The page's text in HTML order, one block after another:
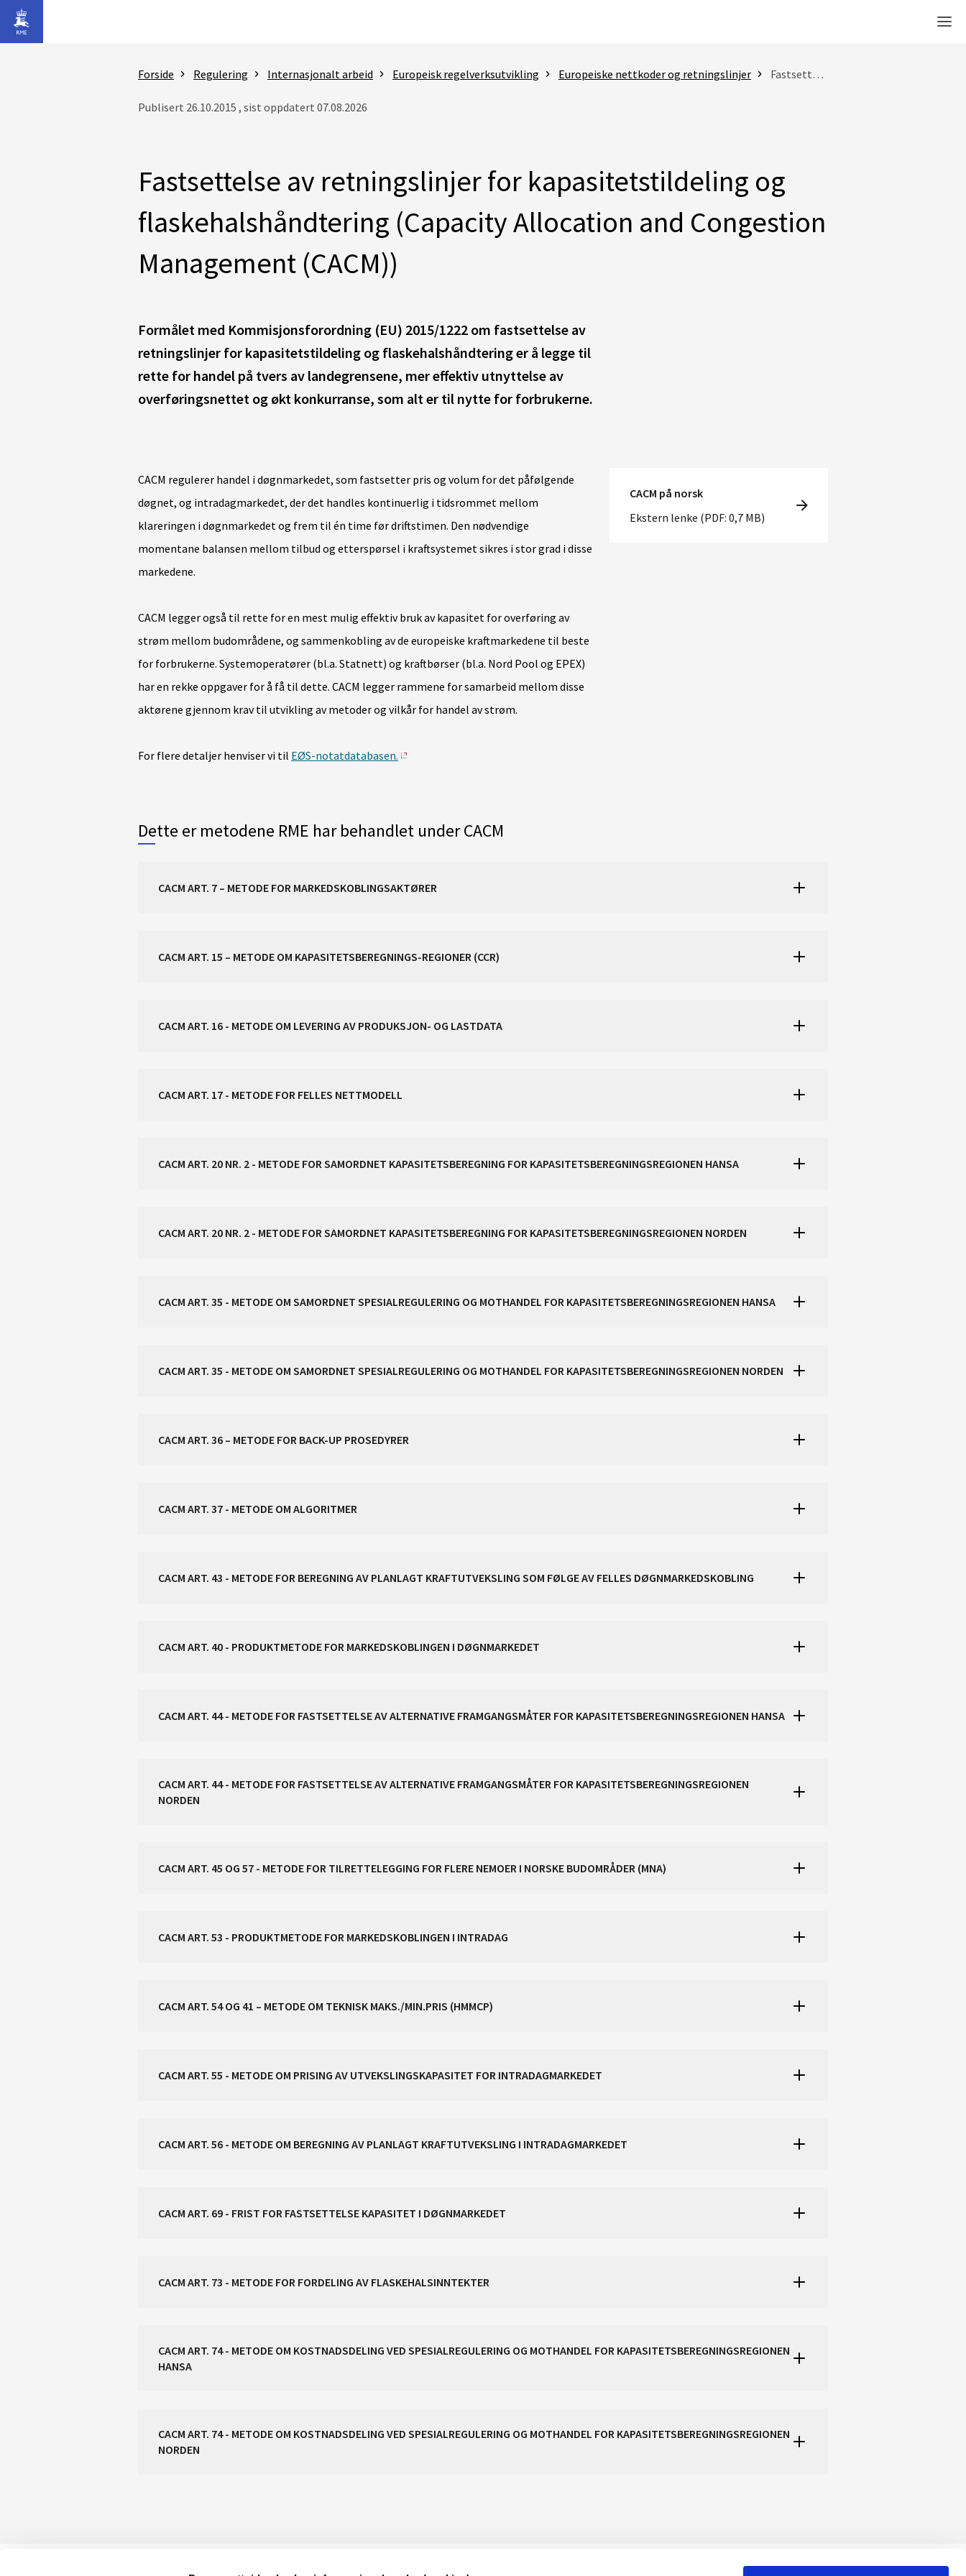
Gå til hovedinnhold
Forside Regulering Internasjonalt arbeid Europeisk regelverksutvikling Europeiske nettkoder og retningslinjer Fastsettelse av retningslinjer for kapasitetstildeling og flaskehalshåndtering (Capacity Allocation and Congestion Management (CACM))
Publisert 26.10.2015 , sist oppdatert 07.08.2026
Fastsettelse av retningslinjer for kapasitetstildeling og
flaskehalshåndtering (Capacity Allocation and Congestion
Management (CACM))
Formålet med Kommisjonsforordning (EU) 2015/1222 om fastsettelse av
retningslinjer for kapasitetstildeling og flaskehalshåndtering er å legge til
rette for handel på tvers av landegrensene, mer effektiv utnyttelse av
overføringsnettet og økt konkurranse, som alt er til nytte for forbrukerne.
CACM regulerer handel i døgnmarkedet, som fastsetter pris og volum for det påfølgende
døgnet, og intradagmarkedet, der det handles kontinuerlig i tidsrommet mellom
klareringen i døgnmarkedet og frem til én time før driftstimen. Den nødvendige
momentane balansen mellom tilbud og etterspørsel i kraftsystemet sikres i stor grad i disse
markedene.
CACM legger også til rette for en mest mulig effektiv bruk av kapasitet for overføring av
strøm mellom budområdene, og sammenkobling av de europeiske kraftmarkedene til beste
for forbrukerne. Systemoperatører (bl.a. Statnett) og kraftbørser (bl.a. Nord Pool og EPEX)
har en rekke oppgaver for å få til dette. CACM legger rammene for samarbeid mellom disse
aktørene gjennom krav til utvikling av metoder og vilkår for handel av strøm.
For flere detaljer henviser vi til EØS-notatdatabasen.
CACM på norsk
Ekstern lenke (PDF: 0,7 MB)
Dette er metodene RME har behandlet under CACM
CACM ART. 7 – METODE FOR MARKEDSKOBLINGSAKTØRER
CACM ART. 15 – METODE OM KAPASITETSBEREGNINGS-REGIONER (CCR)
CACM ART. 16 - METODE OM LEVERING AV PRODUKSJON- OG LASTDATA
CACM ART. 17 - METODE FOR FELLES NETTMODELL
CACM ART. 20 NR. 2 - METODE FOR SAMORDNET KAPASITETSBEREGNING FOR KAPASITETSBEREGNINGSREGIONEN HANSA
CACM ART. 20 NR. 2 - METODE FOR SAMORDNET KAPASITETSBEREGNING FOR KAPASITETSBEREGNINGSREGIONEN NORDEN
CACM ART. 35 - METODE OM SAMORDNET SPESIALREGULERING OG MOTHANDEL FOR KAPASITETSBEREGNINGSREGIONEN HANSA
CACM ART. 35 - METODE OM SAMORDNET SPESIALREGULERING OG MOTHANDEL FOR KAPASITETSBEREGNINGSREGIONEN NORDEN
CACM ART. 36 – METODE FOR BACK-UP PROSEDYRER
CACM ART. 37 - METODE OM ALGORITMER
CACM ART. 43 - METODE FOR BEREGNING AV PLANLAGT KRAFTUTVEKSLING SOM FØLGE AV FELLES DØGNMARKEDSKOBLING
CACM ART. 40 - PRODUKTMETODE FOR MARKEDSKOBLINGEN I DØGNMARKEDET
CACM ART. 44 - METODE FOR FASTSETTELSE AV ALTERNATIVE FRAMGANGSMÅTER FOR KAPASITETSBEREGNINGSREGIONEN HANSA
CACM ART. 44 - METODE FOR FASTSETTELSE AV ALTERNATIVE FRAMGANGSMÅTER FOR KAPASITETSBEREGNINGSREGIONEN
NORDEN
CACM ART. 45 OG 57 - METODE FOR TILRETTELEGGING FOR FLERE NEMOER I NORSKE BUDOMRÅDER (MNA)
CACM ART. 53 - PRODUKTMETODE FOR MARKEDSKOBLINGEN I INTRADAG
CACM ART. 54 OG 41 – METODE OM TEKNISK MAKS./MIN.PRIS (HMMCP)
CACM ART. 55 - METODE OM PRISING AV UTVEKSLINGSKAPASITET FOR INTRADAGMARKEDET
CACM ART. 56 - METODE OM BEREGNING AV PLANLAGT KRAFTUTVEKSLING I INTRADAGMARKEDET
CACM ART. 69 - FRIST FOR FASTSETTELSE KAPASITET I DØGNMARKEDET
CACM ART. 73 - METODE FOR FORDELING AV FLASKEHALSINNTEKTER
CACM ART. 74 - METODE OM KOSTNADSDELING VED SPESIALREGULERING OG MOTHANDEL FOR KAPASITETSBEREGNINGSREGIONEN
HANSA
CACM ART. 74 - METODE OM KOSTNADSDELING VED SPESIALREGULERING OG MOTHANDEL FOR KAPASITETSBEREGNINGSREGIONEN
NORDEN